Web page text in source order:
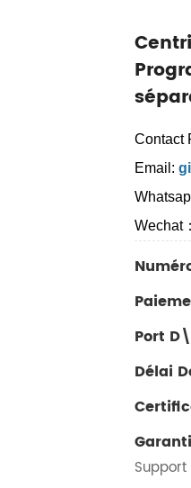
Contact
Email:
Wechat
Port
Délai
Support